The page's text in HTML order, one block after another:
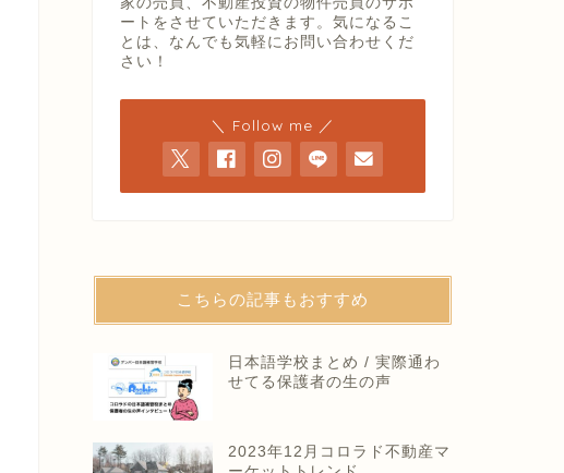
ートをさせていただきます。気になるこ
とは、なんでも気軽にお問い合わせくだ
さい！
＼ Follow me ／
こちらの記事もおすすめ
日本語学校まとめ / 実際通わ
せてる保護者の生の声
2023年12月コロラド不動産マ